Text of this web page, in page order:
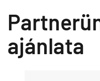
ajánlata